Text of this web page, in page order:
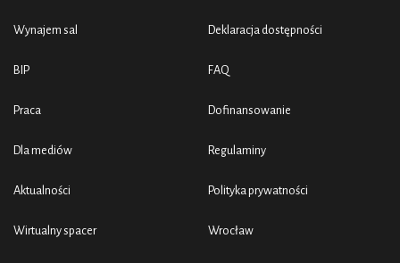
Wynajem sal
BIP
Praca
Dla mediów
Aktualności
Wirtualny spacer
Deklaracja dostępności
FAQ
Dofinansowanie
Regulaminy
Polityka prywatności
Wrocław